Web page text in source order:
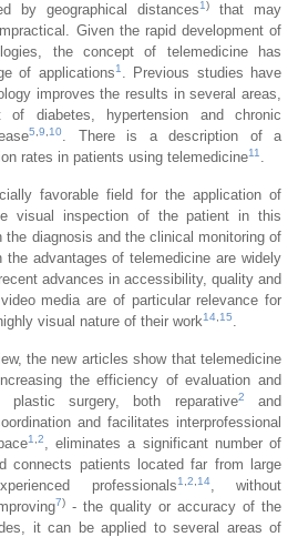
by geographical distances1)
that may
Given the rapid development of
the concept of telemedicine has
of applications1
. Previous studies have
improves the results in several areas,
of diabetes, hypertension and chronic
5 9 10
. There is a description of a
rates in patients using telemedicine11
favorable field for the application of
visual inspection of the patient in this
diagnosis and the clinical monitoring of
the advantages of telemedicine are widely
advances in accessibility, quality and
media are of particular relevance for
visual nature of their work14 15
the new articles show that telemedicine
the efficiency of evaluation and
plastic surgery, both reparative2
and
and facilitates interprofessional
1 2
, eliminates a significant number of
connects patients located far from large
professionals1 2 14, without
7) - the quality or accuracy of the
it can be applied to several areas of